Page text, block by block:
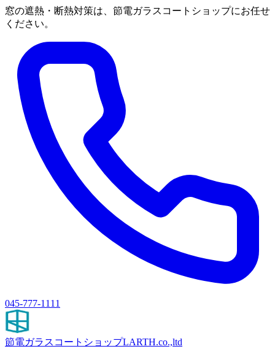
窓の遮熱・断熱対策は、節電ガラスコートショップにお任せ
ください。
045-777-1111
節電ガラスコートショップLARTH.co.,ltd